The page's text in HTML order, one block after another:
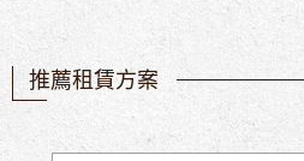
推薦租賃方案